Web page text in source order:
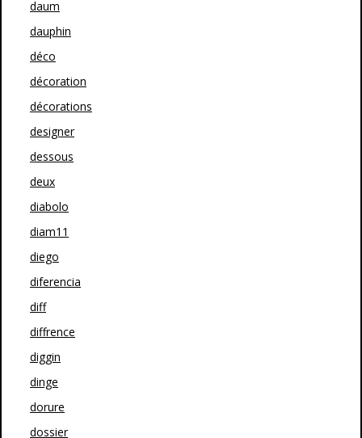
daum
dauphin
déco
décoration
décorations
designer
dessous
deux
diabolo
diam11
diego
diferencia
diff
diffrence
diggin
dinge
dorure
dossier